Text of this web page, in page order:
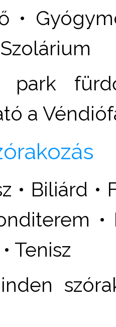
•
Szolárium
park
a
• Biliárd •
•
Tenisz